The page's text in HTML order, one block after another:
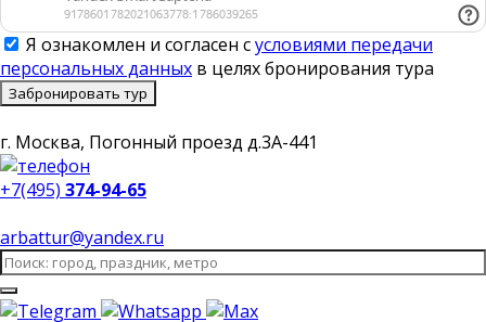
Я ознакомлен и согласен сусловиями передачи
персональных данных в целях бронирования тура
Забронировать тур
г. Москва, Погонный проезд д.3А-441
+7(495) 374-94-65
arbattur@yandex.ru